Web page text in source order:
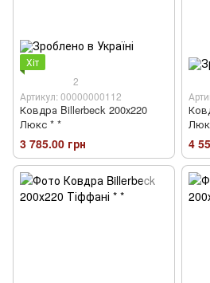
Хіт
2
Артикул: 00000000112
Ковдра Billerbeck 200х220
Люкс * *
3 785.00 грн 4